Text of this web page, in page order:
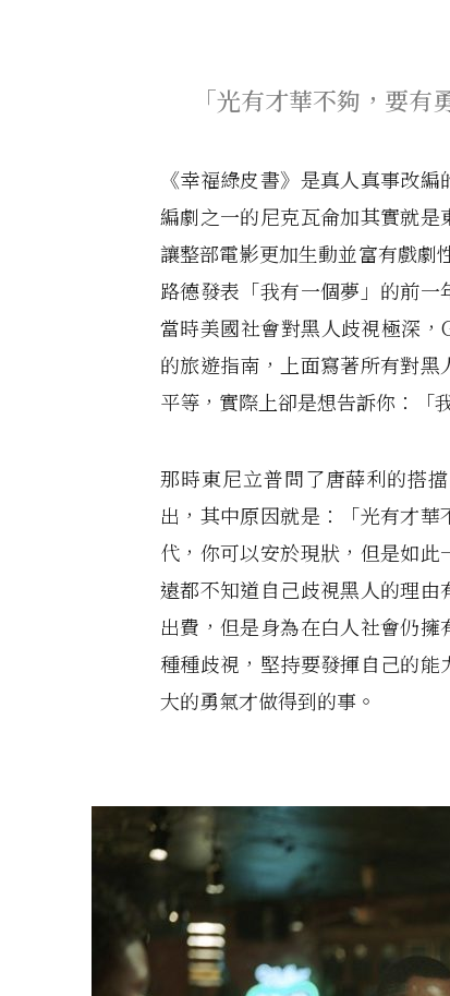
「光有才華不夠，要有
《幸福綠皮書》是真人真事改
編劇之一的尼克瓦侖加其實就是
讓整部電影更加生動並富有戲劇
路德發表「我有一個夢」的前一
當時美國社會對黑人歧視極深
的旅遊指南，上面寫著所有對
平等，實際上卻是想告訴你：「
那時東尼立普問了唐薛利的搭
出，其中原因就是：「光有才
代，你可以安於現狀，但是如
遠都不知道自己歧視黑人的理
出費，但是身為在白人社會仍
種種歧視，堅持要發揮自己的
大的勇氣才做得到的事。